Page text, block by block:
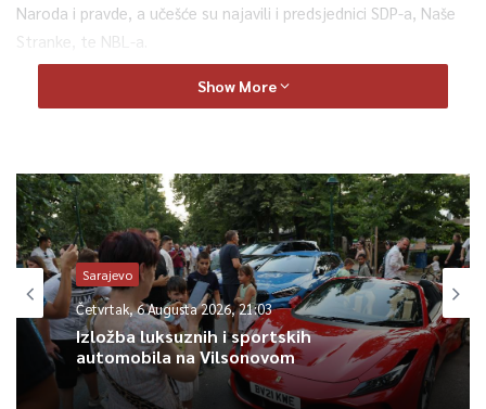
Naroda i pravde, a učešće su najavili i predsjednici SDP-a, Naše
Stranke, te NBL-a.
0
Show More
Sarajevo
Četvrtak, 6 Augusta 2026, 21:03
Izložba luksuznih i sportskih
automobila na Vilsonovom